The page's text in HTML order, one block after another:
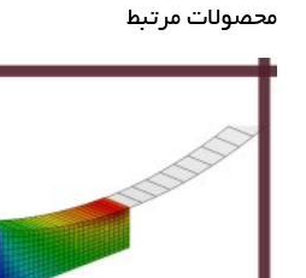
محصولات مرتبط